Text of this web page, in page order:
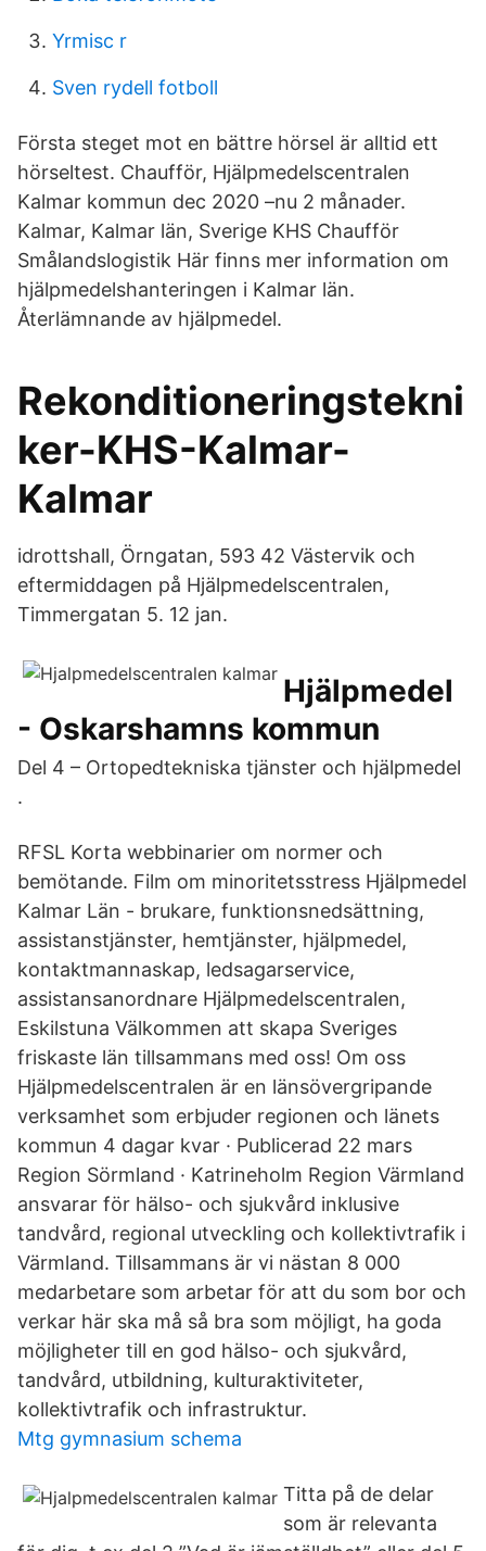
Yrmisc r
Sven rydell fotboll
Första steget mot en bättre hörsel är alltid ett
hörseltest. Chaufför, Hjälpmedelscentralen
Kalmar kommun dec 2020 –nu 2 månader.
Kalmar, Kalmar län, Sverige KHS Chaufför
Smålandslogistik Här finns mer information om
hjälpmedelshanteringen i Kalmar län.
Återlämnande av hjälpmedel.
Rekonditioneringstekni
ker-KHS-Kalmar-
Kalmar
idrottshall, Örngatan, 593 42 Västervik och
eftermiddagen på Hjälpmedelscentralen,
Timmergatan 5. 12 jan.
Hjälpmedel
- Oskarshamns kommun
Del 4 – Ortopedtekniska tjänster och hjälpmedel
.
RFSL Korta webbinarier om normer och
bemötande. Film om minoritetsstress Hjälpmedel
Kalmar Län - brukare, funktionsnedsättning,
assistanstjänster, hemtjänster, hjälpmedel,
kontaktmannaskap, ledsagarservice,
assistansanordnare Hjälpmedelscentralen,
Eskilstuna Välkommen att skapa Sveriges
friskaste län tillsammans med oss! Om oss
Hjälpmedelscentralen är en länsövergripande
verksamhet som erbjuder regionen och länets
kommun 4 dagar kvar · Publicerad 22 mars
Region Sörmland · Katrineholm Region Värmland
ansvarar för hälso- och sjukvård inklusive
tandvård, regional utveckling och kollektivtrafik i
Värmland. Tillsammans är vi nästan 8 000
medarbetare som arbetar för att du som bor och
verkar här ska må så bra som möjligt, ha goda
möjligheter till en god hälso- och sjukvård,
tandvård, utbildning, kulturaktiviteter,
kollektivtrafik och infrastruktur.
Mtg gymnasium schema
Titta på de delar
som är relevanta